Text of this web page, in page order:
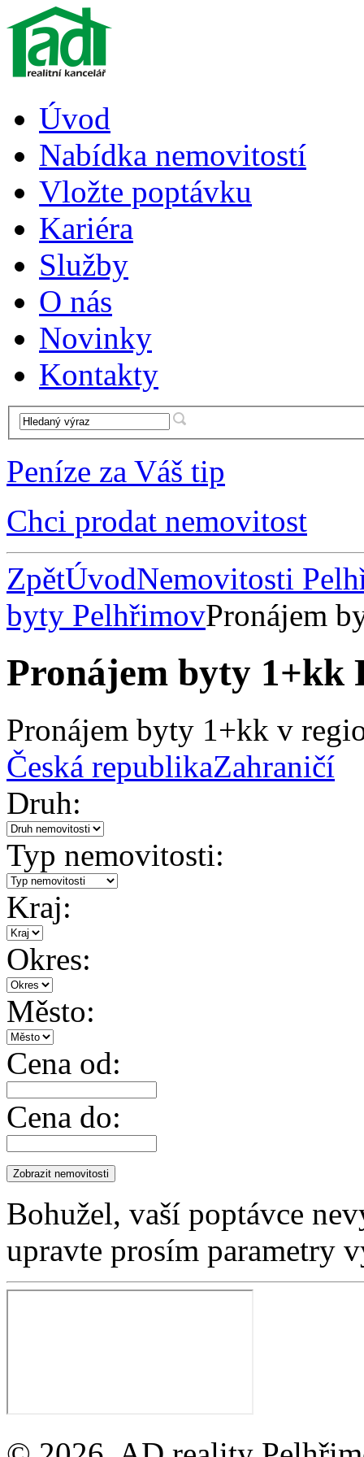
Úvod
Nabídka nemovitostí
Vložte poptávku
Kariéra
Služby
O nás
Novinky
Kontakty
Peníze za Váš tip
Chci prodat nemovitost
ZpětÚvodNemovitosti
byty PelhřimovPronájem
Pronájem byty 1+kk
Pronájem byty 1+kk v
Česká republikaZahraničí
Druh:
Typ nemovitosti:
Kraj:
Okres:
Město:
Cena od:
Cena do:
Bohužel, vaší poptávce
upravte prosím parametry